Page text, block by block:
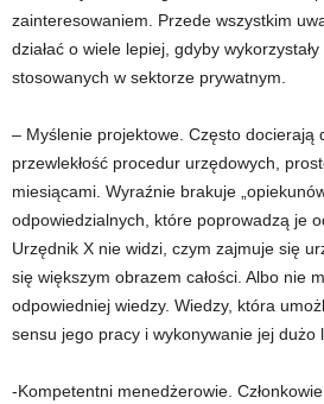
zainteresowaniem. Przede wszystkim
działać o wiele lepiej, gdyby
stosowanych w sektorze prywatnym.
– Myślenie projektowe. Często docierają
przewlekłość procedur urzędowych,
miesiącami. Wyraźnie brakuje
odpowiedzialnych, które poprowadzą je
Urzędnik X nie widzi, czym zajmuje się
się większym obrazem całości. Albo nie
odpowiedniej wiedzy. Wiedzy, która
sensu jego pracy i wykonywanie jej dużo
-Kompetentni menedżerowie.